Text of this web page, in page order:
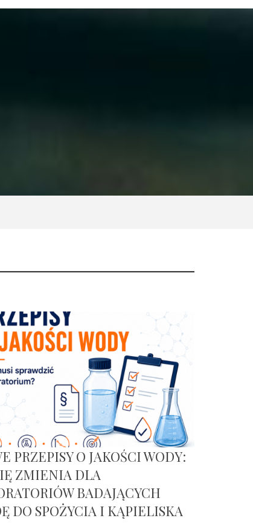
PRZEPISY O JAKOŚCI WODY:
ZMIENIA DLA
BADAJĄCYCH
DO SPOŻYCIA I KĄPIELISKA